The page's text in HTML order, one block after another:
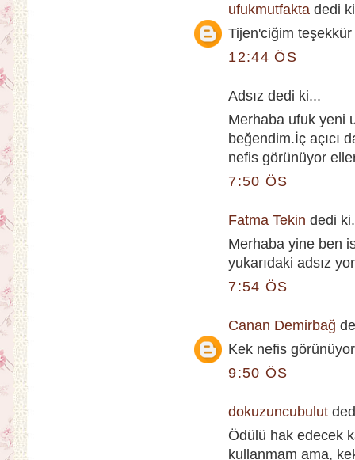
ufukmutfakta dedi
Tijen'ciğim
12:44 ÖS
Adsız dedi ki...
Merhaba ufuk yeni
beğendim.İç açıcı
nefis görünüyor
7:50 ÖS
Fatma Tekin dedi
Merhaba yine ben
yukarıdaki adsız
7:54 ÖS
Canan Demirbağ
Kek nefis
9:50 ÖS
dokuzuncubulut
Ödülü hak edecek
kullanmam ama,